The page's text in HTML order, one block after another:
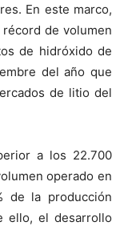
En este marco,
de volumen
de hidróxido de
del año que
de litio del
a los 22.700
operado en
de la producción
ello, el desarrollo